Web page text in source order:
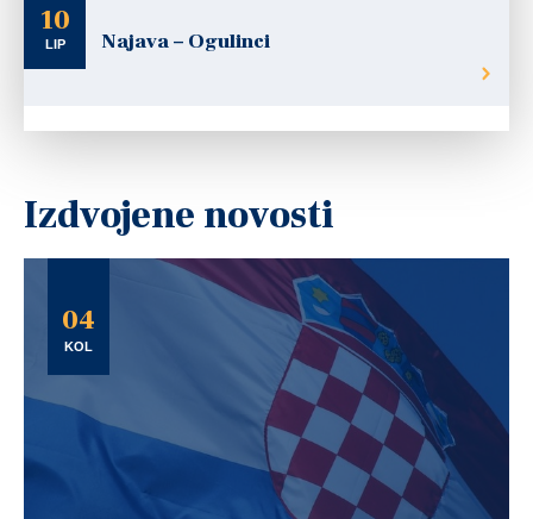
10
LIP Najava – Ogulinci
Izdvojene novosti
04
KOL